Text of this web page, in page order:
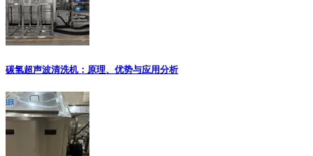
碳氢超声波清洗机：原理、优势与应用分析